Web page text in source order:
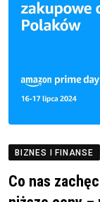
BIZNES I FINANSE
Co nas